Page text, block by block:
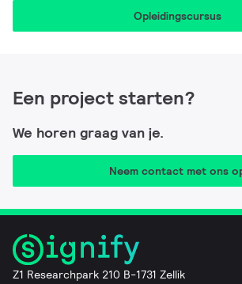
Opleidingscursus
Een project starten?
We horen graag van je.
Neem contact met ons
Z1 Researchpark 210 B-1731 Zellik